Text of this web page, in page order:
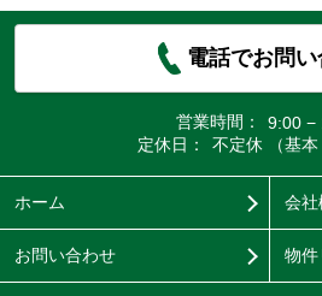
電話でお問
営業時間：
9:00 −
定休日：
不定休 （基本
ホーム 会社
お問い合わせ 物件